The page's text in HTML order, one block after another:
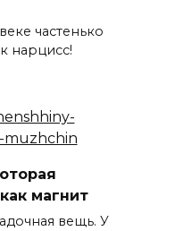
частенько
нарцисс!
магнит
вещь. У